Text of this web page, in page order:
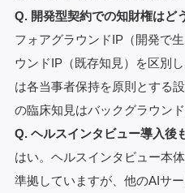
Q. 開発型契約での知財権はど
フォアグラウンドIP（開発で
ウンドIP（既存知見）を区別
は各当事者保持を原則とする
の臨床知見はバックグラウン
Q. ヘルスインタビュー導入後
はい。ヘルスインタビュー本
準拠していますが、他のAIサ